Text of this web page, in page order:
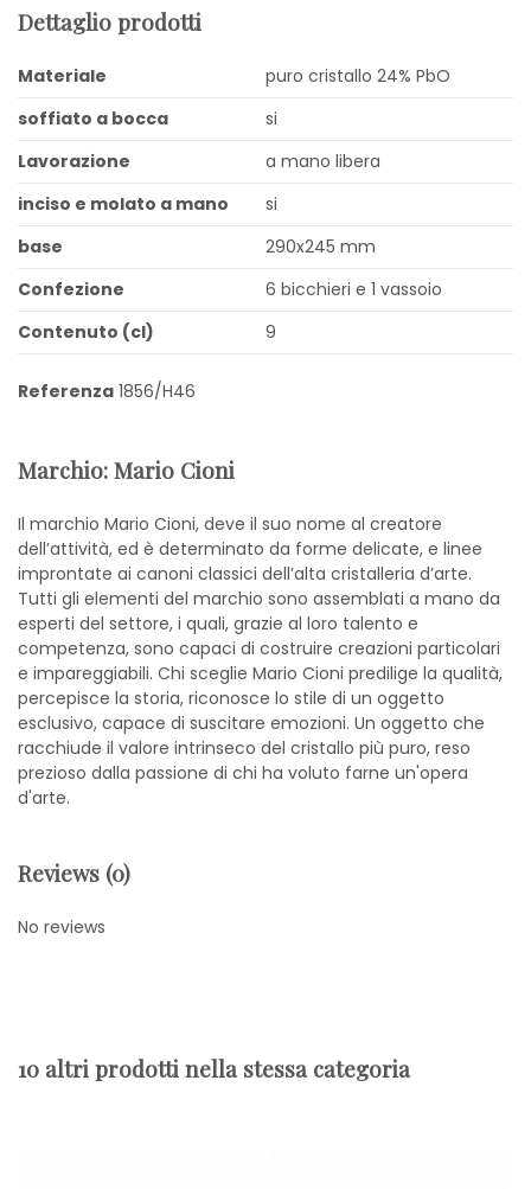
Dettaglio prodotti
Materiale
puro cristallo 24% PbO
soffiato a bocca
si
Lavorazione
a mano libera
inciso e molato a mano
si
base
290x245 mm
Confezione
6 bicchieri e 1 vassoio
Contenuto (cl)
9
Referenza 1856/H46
Marchio: Mario Cioni
Il marchio Mario Cioni, deve il suo nome al creatore
dell’attività, ed è determinato da forme delicate, e linee
improntate ai canoni classici dell’alta cristalleria d’arte.
Tutti gli elementi del marchio sono assemblati a mano da
esperti del settore, i quali, grazie al loro talento e
competenza, sono capaci di costruire creazioni particolari
e impareggiabili. Chi sceglie Mario Cioni predilige la qualità,
percepisce la storia, riconosce lo stile di un oggetto
esclusivo, capace di suscitare emozioni. Un oggetto che
racchiude il valore intrinseco del cristallo più puro, reso
prezioso dalla passione di chi ha voluto farne un'opera
d'arte.
Reviews (0)
No reviews
10 altri prodotti nella stessa categoria